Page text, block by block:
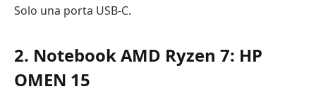
Solo una porta USB-C.
2. Notebook AMD Ryzen 7: HP
OMEN 15